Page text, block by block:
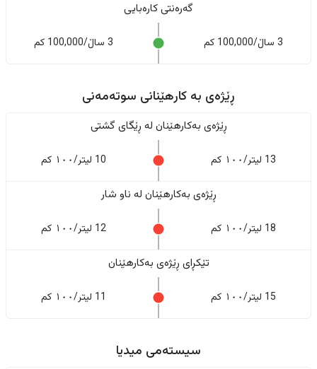
گەرەنتی کارەبایی
3 ساڵ/100,000 کم 3 ساڵ/100,000 کم
ڕێژەى به کارهێنانی سوتەمەنی
ڕێژەى بەکارهێنان له ڕێگای گشتی
13 لیتر/١٠٠ کم 10 لیتر/١٠٠ کم
ڕێژەى بەکارهێنان له ناو شار
18 لیتر/١٠٠ کم 12 لیتر/١٠٠ کم
تێکڕای ڕێژەى بەکارهێنان
15 لیتر/١٠٠ کم 11 لیتر/١٠٠ کم
سیستەمی میدیا